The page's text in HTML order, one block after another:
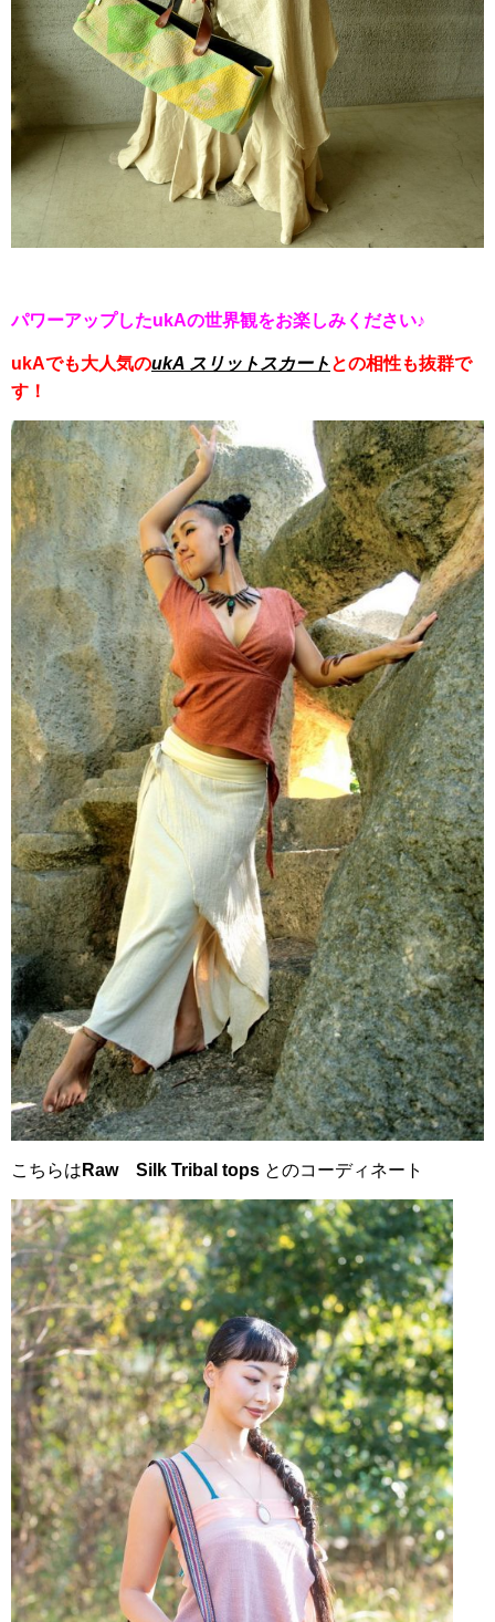
パワーアップしたukAの世界観をお楽しみください♪
ukAでも大人気のukA スリットスカート との相性も抜群で
す！
こちらは Raw Silk Tribal tops とのコーディネート